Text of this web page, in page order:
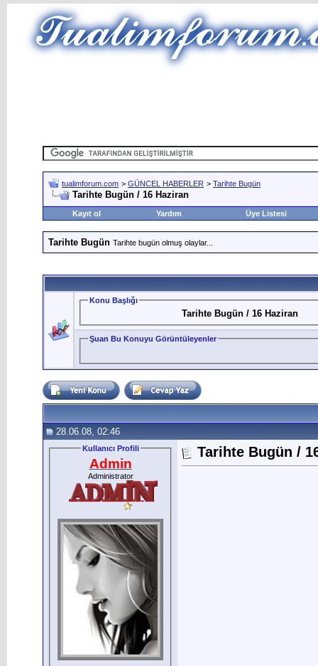
tualimforum.com > GÜNCEL HABERLER > Tarihte Bugün
Tarihte Bugün / 16 Haziran
Kayıt ol Yardım Üye Listesi
Tarihte Bugün Tarihte bugün olmuş olaylar...
Konu Başlığı
Tarihte Bugün / 16 Haziran
Şuan Bu Konuyu Görüntüleyenler
28.06.08, 02:46
Kullanıcı Profili
Admin
Administrator
Tarihte Bugün /